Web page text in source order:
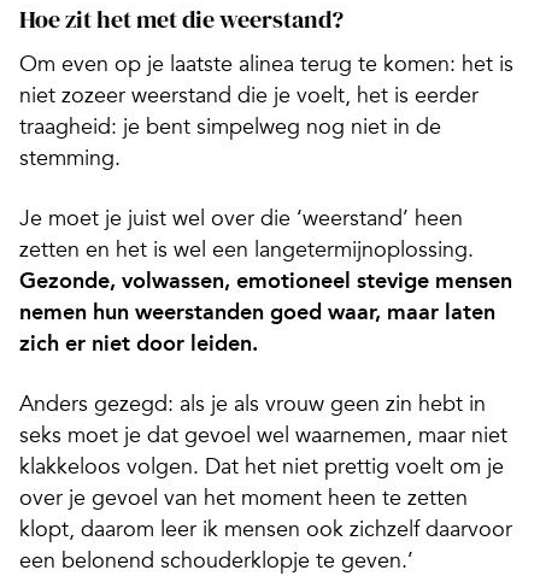
Hoe zit het met die weerstand?
Om even op je laatste alinea terug te komen: het is
niet zozeer weerstand die je voelt, het is eerder
traagheid: je bent simpelweg nog niet in de
stemming.
Je moet je juist wel over die ‘weerstand’ heen
zetten en het is wel een langetermijnoplossing.
Gezonde, volwassen, emotioneel stevige mensen
nemen hun weerstanden goed waar, maar laten
zich er niet door leiden.
Anders gezegd: als je als vrouw geen zin hebt in
seks moet je dat gevoel wel waarnemen, maar niet
klakkeloos volgen. Dat het niet prettig voelt om je
over je gevoel van het moment heen te zetten
klopt, daarom leer ik mensen ook zichzelf daarvoor
een belonend schouderklopje te geven.’